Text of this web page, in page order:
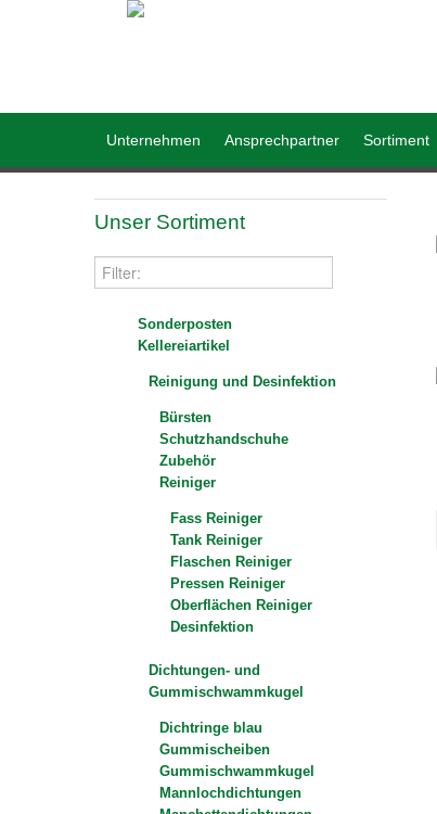
Unternehmen Ansprechpartner Sortiment
Unser Sortiment
Sonderposten
Kellereiartikel
Reinigung und Desinfektion
Bürsten
Schutzhandschuhe
Zubehör
Reiniger
Fass Reiniger
Tank Reiniger
Flaschen Reiniger
Pressen Reiniger
Oberflächen Reiniger
Desinfektion
Dichtungen- und
Gummischwammkugel
Dichtringe blau
Gummischeiben
Gummischwammkugel
Mannlochdichtungen